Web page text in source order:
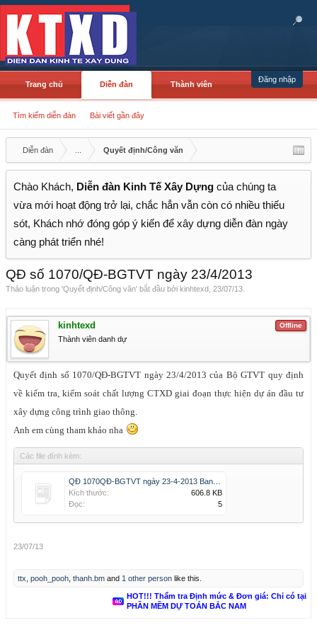
Đăng nhập
Trang chủ Diễn đàn
Tìm kiếm diễn đàn Bài viết gần đây
Thành viên
Diễn đàn Quyết định/Công văn
Chào Khách, Diễn đàn Kinh Tế Xây Dựng của chúng ta
vừa mới hoạt động trở lại, chắc hẳn vẫn còn có nhiều thiếu
sót, Khách nhớ đóng góp ý kiến để xây dựng diễn đàn ngày
càng phát triển nhé!
QĐ số 1070/QĐ-BGTVT ngày 23/4/2013
Thảo luận trong 'Quyết định/Công văn' bắt đầu bởi kinhtexd 23/07/13
Offline
kinhtexd
Thành viên danh dự
Quyết định số 1070/QĐ-BGTVT ngày 23/4/2013 của Bộ GTVT quy định
về kiểm tra, kiểm soát chất lượng CTXD giai đoạn thực hiện dự án đầu tư
xây dựng công trình giao thông.
Anh em cùng tham khảo nha
Các file đính kèm:
Kích thước:
606.8 KB
Đọc:
5
23/07/13
ttx pooh_pooh thanh.bm and 1 other person like this.
HOT!!! Thẩm tra Định mức & Đơn giá: Chỉ có tại
PHẦN MỀM DỰ TOÁN BẮC NAM